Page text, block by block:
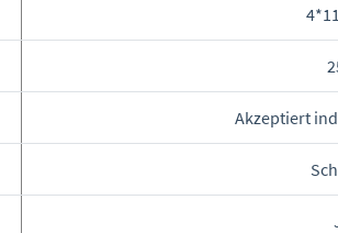
Akzeptiert